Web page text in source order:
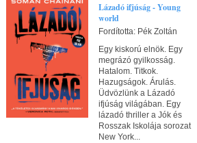
Lázadó ifjúság - Young
world
Fordította: Pék Zoltán
Egy kiskorú elnök. Egy
megrázó gyilkosság.
Hatalom. Titkok.
Hazugságok. Árulás.
Üdvözlünk a Lázadó
ifjúság világában. Egy
lázadó thriller a Jók és
Rosszak Iskolája sorozat
New York...